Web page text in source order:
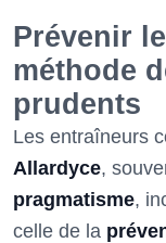
Prévenir
méthode
prudents
Les entraîneurs
Allardyce,
pragmatisme,
celle de la